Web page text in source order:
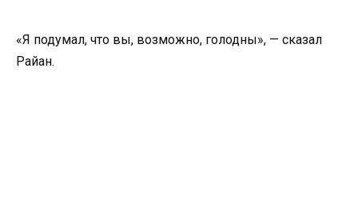
«Я подумал, что вы, возможно, голодны», — сказал
Райан.